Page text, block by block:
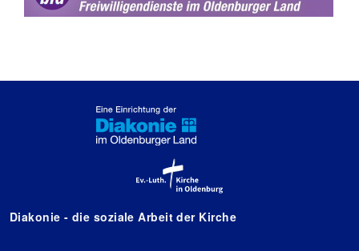
Diakonie - die soziale Arbeit der Kirche